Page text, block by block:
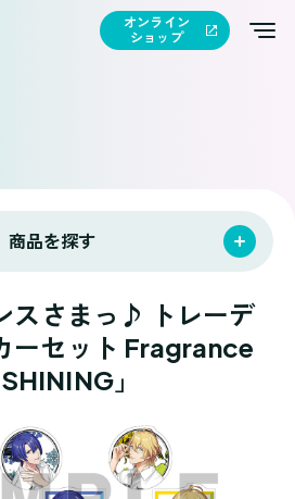
オンライン
ショップ
商品を探す
スさまっ♪ トレーデ
ーセット Fragrance
」